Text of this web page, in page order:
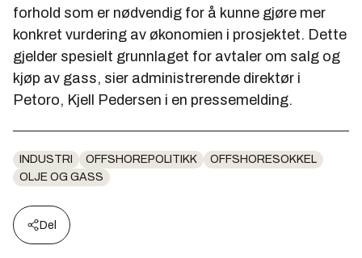
forhold som er nødvendig for å kunne gjøre mer
konkret vurdering av økonomien i prosjektet. Dette
gjelder spesielt grunnlaget for avtaler om salg og
kjøp av gass, sier administrerende direktør i
Petoro, Kjell Pedersen i en pressemelding.
INDUSTRI OFFSHOREPOLITIKK
OFFSHORESOKKEL
OLJE OG GASS
Del